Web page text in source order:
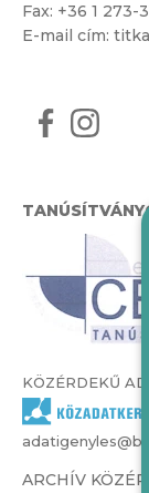
Fax: +36 1 273-
E-mail cím:
KÖZÉRDEKŰ
ARCHÍV